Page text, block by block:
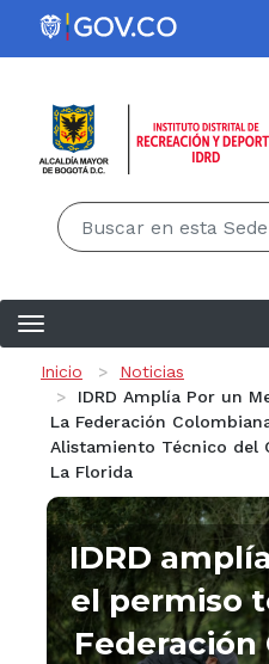
Pasar al contenido principal
Ruta de navegación
Inicio
Noticias
IDRD Amplía Por un
La Federación
Alistamiento Técnico del
La Florida
IDRD
el permiso
Federación